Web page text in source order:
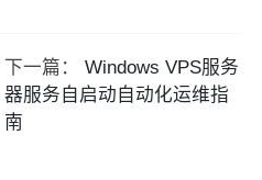
下一篇：
Windows VPS服务
器服务自启动自动化运维指
南